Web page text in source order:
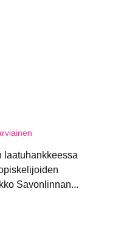
laatuhankkeessa
Savonlinnan...